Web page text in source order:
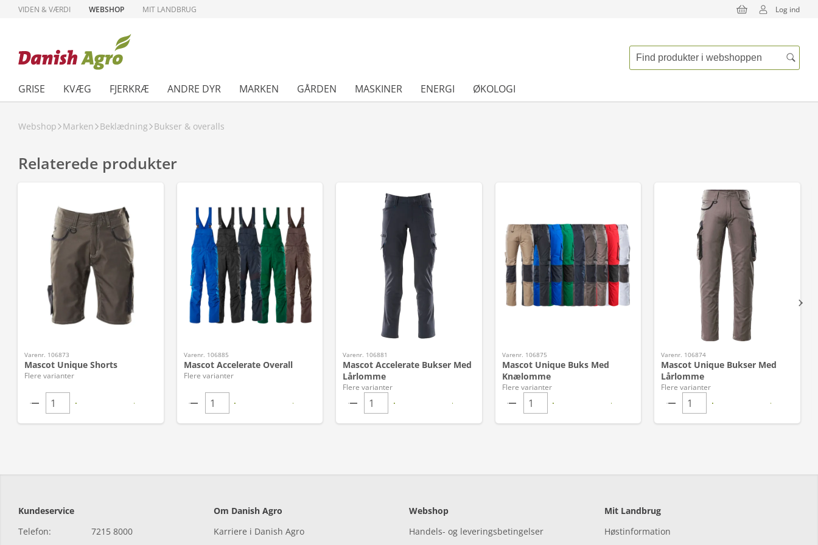
VIDEN & VÆRDI WEBSHOP MIT LANDBRUG Log ind
GRISE KVÆG FJERKRÆ ANDRE DYR MARKEN GÅRDEN MASKINER ENERGI ØKOLOGI
Webshop Marken Beklædning Bukser & overalls
Relaterede produkter
Varenr. 106873
Mascot Unique Shorts
Flere varianter
Varenr. 106885
Mascot Accelerate Overall
Flere varianter
Varenr. 106881
Mascot Accelerate Bukser Med
Lårlomme
Flere varianter
Varenr. 106875
Mascot Unique Buks Med
Knælomme
Flere varianter
Varenr. 106874
Mascot Unique Bukser Med
Lårlomme
Flere varianter
Kundeservice
Telefon:
7215 8000
Om Danish Agro
Karriere i Danish Agro
Webshop
Handels- og leveringsbetingelser
Mit Landbrug
Høstinformation